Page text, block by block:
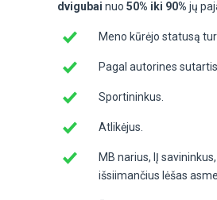
dvigubai nuo 50% iki 90% jų
Meno kūrėjo statusą
Pagal autorines
Sportininkus.
Atlikėjus.
MB narius, IĮ
išsiimančius lėšas